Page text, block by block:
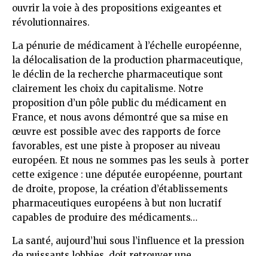
ouvrir la voie à des propositions exigeantes et
révolutionnaires.
La pénurie de médicament à l’échelle européenne,
la délocalisation de la production pharmaceutique,
le déclin de la recherche pharmaceutique sont
clairement les choix du capitalisme. Notre
proposition d’un pôle public du médicament en
France, et nous avons démontré que sa mise en
œuvre est possible avec des rapports de force
favorables, est une piste à proposer au niveau
européen. Et nous ne sommes pas les seuls à porter
cette exigence : une députée européenne, pourtant
de droite, propose, la création d’établissements
pharmaceutiques européens à but non lucratif
capables de produire des médicaments…
La santé, aujourd’hui sous l’influence et la pression